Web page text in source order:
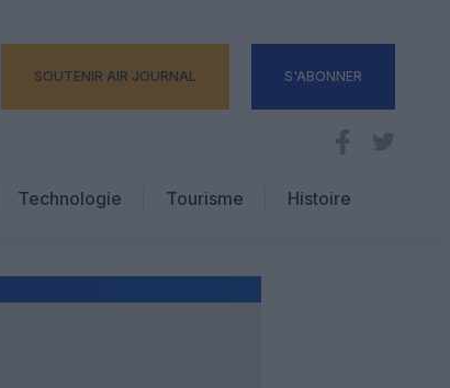
SOUTENIR AIR JOURNAL S'ABONNER
Technologie
Tourisme
Hôtellerie
Histoire